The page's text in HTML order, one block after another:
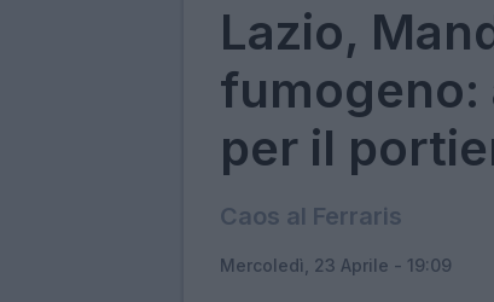
Lazio,
fumogeno:
per il
Caos al Ferraris
Mercoledì, 23 Aprile - 19:09